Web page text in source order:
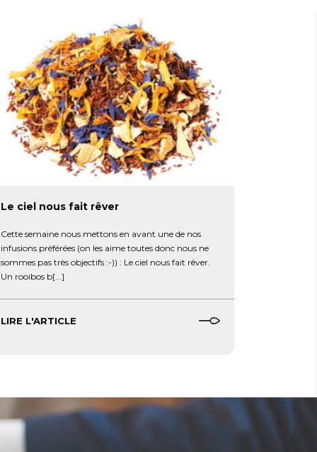
Le ciel nous fait rêver
Cette semaine nous mettons en avant une de nos
infusions préférées (on les aime toutes donc nous ne
sommes pas très objectifs :-)) : Le ciel nous fait rêver.
Un rooibos b[...]
LIRE L'ARTICLE